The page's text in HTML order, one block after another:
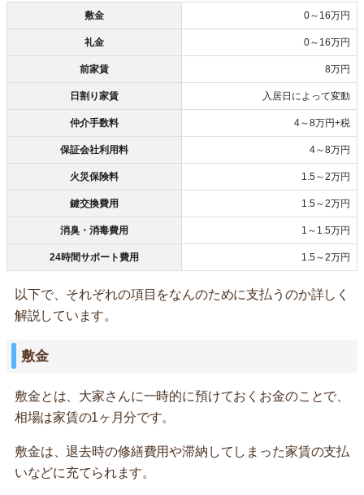
敷金 0～16万円
礼金 0～16万円
前家賃 8万円
日割り家賃 入居日によって変動
仲介手数料 4～8万円+税
保証会社利用料 4～8万円
火災保険料 1.5～2万円
鍵交換費用 1.5～2万円
消臭・消毒費用 1～1.5万円
24時間サポート費用 1.5～2万円
以下で、それぞれの項目をなんのために支払うのか詳しく
解説しています。
敷金
敷金とは、大家さんに一時的に預けておくお金のことで、
相場は家賃の1ヶ月分です。
敷金は、退去時の修繕費用や滞納してしまった家賃の支払
いなどに充てられます。